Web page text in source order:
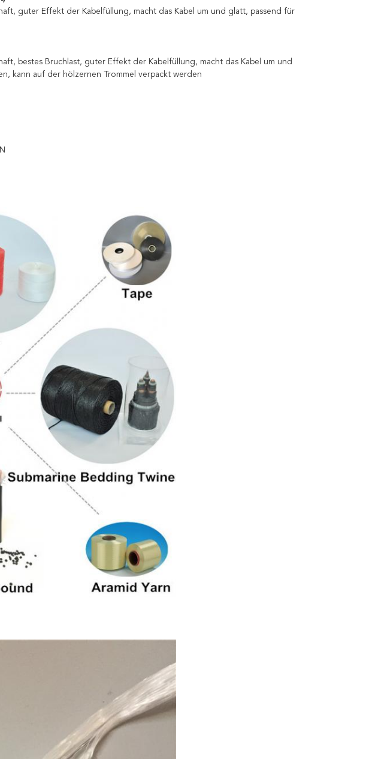
guter Effekt der Kabelfüllung, macht das Kabel um und glatt, passend für
bestes Bruchlast, guter Effekt der Kabelfüllung, macht das Kabel um und
kann auf der hölzernen Trommel verpackt werden